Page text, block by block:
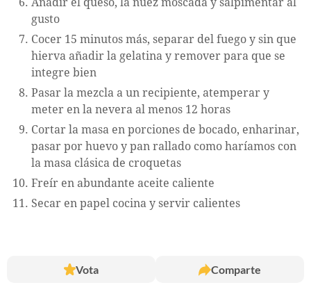
gusto
Cocer 15 minutos más, separar del fuego y sin que
hierva añadir la gelatina y remover para que se
integre bien
Pasar la mezcla a un recipiente, atemperar y
meter en la nevera al menos 12 horas
Cortar la masa en porciones de bocado, enharinar,
pasar por huevo y pan rallado como haríamos con
la masa clásica de croquetas
Freír en abundante aceite caliente
Secar en papel cocina y servir calientes
Vota Comparte